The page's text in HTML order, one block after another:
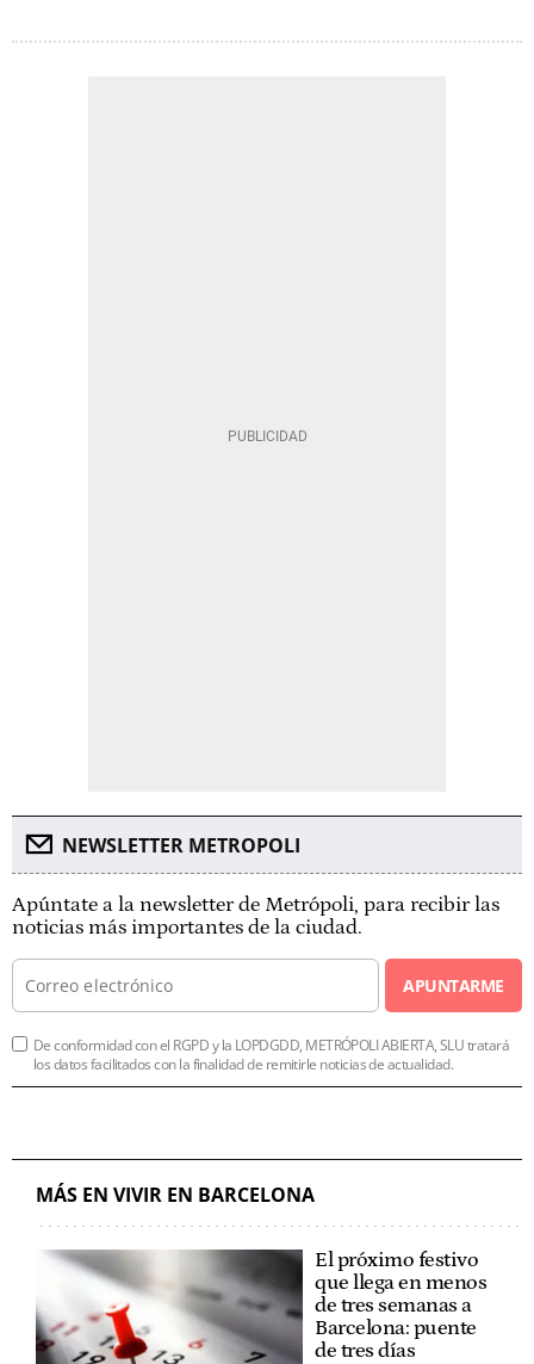
NEWSLETTER METROPOLI
Apúntate a la newsletter de Metrópoli, para recibir las
noticias más importantes de la ciudad.
APUNTARME
De conformidad con el RGPD y la LOPDGDD, METRÓPOLI ABIERTA, SLU tratará
los datos facilitados con la finalidad de remitirle noticias de actualidad.
MÁS EN VIVIR EN BARCELONA
El próximo festivo
que llega en menos
de tres semanas a
Barcelona: puente
de tres días